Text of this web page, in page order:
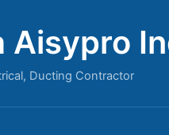
Aisypro
Ducting Contractor